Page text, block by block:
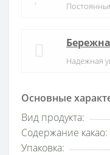
Основные
Вид продукта:
Содержание какао:
Упаковка:
Надежная